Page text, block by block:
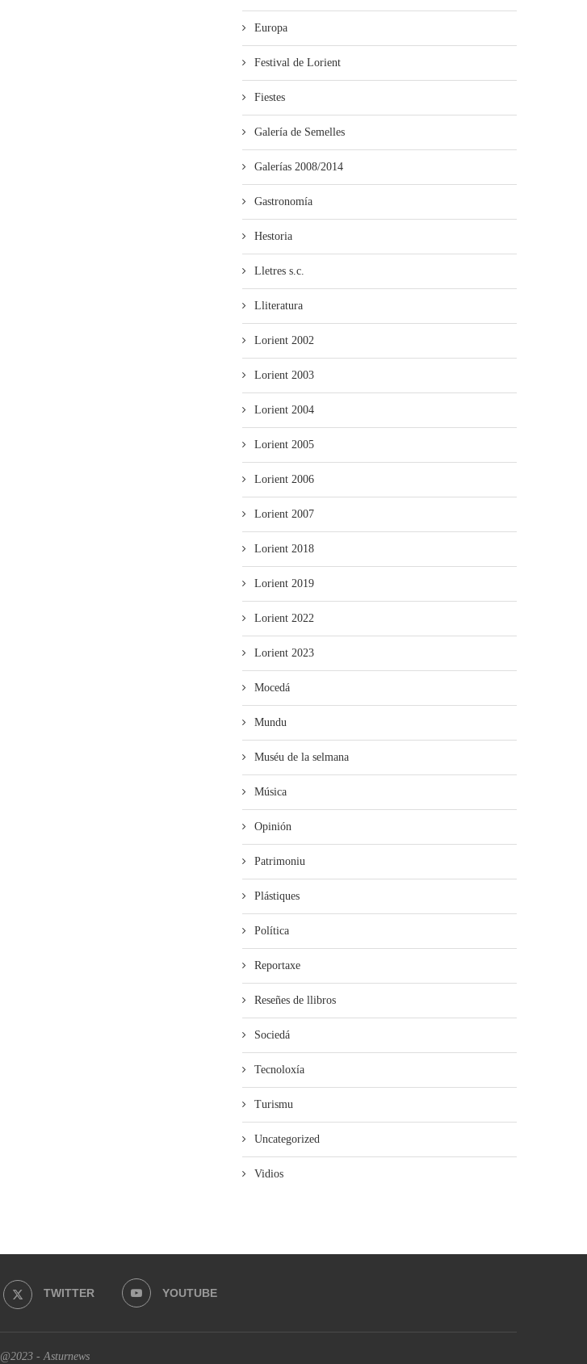
Europa
Festival de Lorient
Fiestes
Galería de Semelles
Galerías 2008/2014
Gastronomía
Hestoria
Lletres s.c.
Lliteratura
Lorient 2002
Lorient 2003
Lorient 2004
Lorient 2005
Lorient 2006
Lorient 2007
Lorient 2018
Lorient 2019
Lorient 2022
Lorient 2023
Mocedá
Mundu
Muséu de la selmana
Música
Opinión
Patrimoniu
Plástiques
Política
Reportaxe
Reseñes de llibros
Sociedá
Tecnoloxía
Turismu
Uncategorized
Vidios
TWITTER YOUTUBE
@2023 - Asturnews